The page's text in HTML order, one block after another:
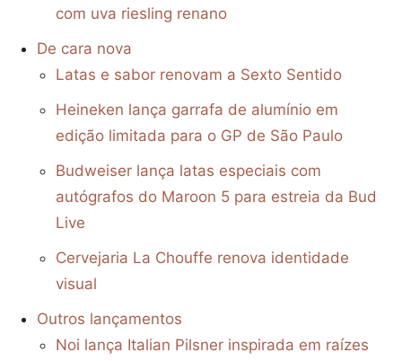
com uva riesling renano
De cara nova
Latas e sabor renovam a Sexto Sentido
Heineken lança garrafa de alumínio em
edição limitada para o GP de São Paulo
Budweiser lança latas especiais com
autógrafos do Maroon 5 para estreia da Bud
Live
Cervejaria La Chouffe renova identidade
visual
Outros lançamentos
Noi lança Italian Pilsner inspirada em raízes